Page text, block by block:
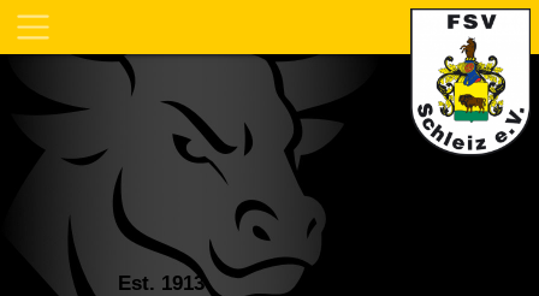
Est. 1913